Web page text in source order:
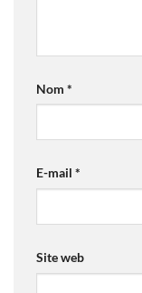
Nom *
E-mail *
Site web